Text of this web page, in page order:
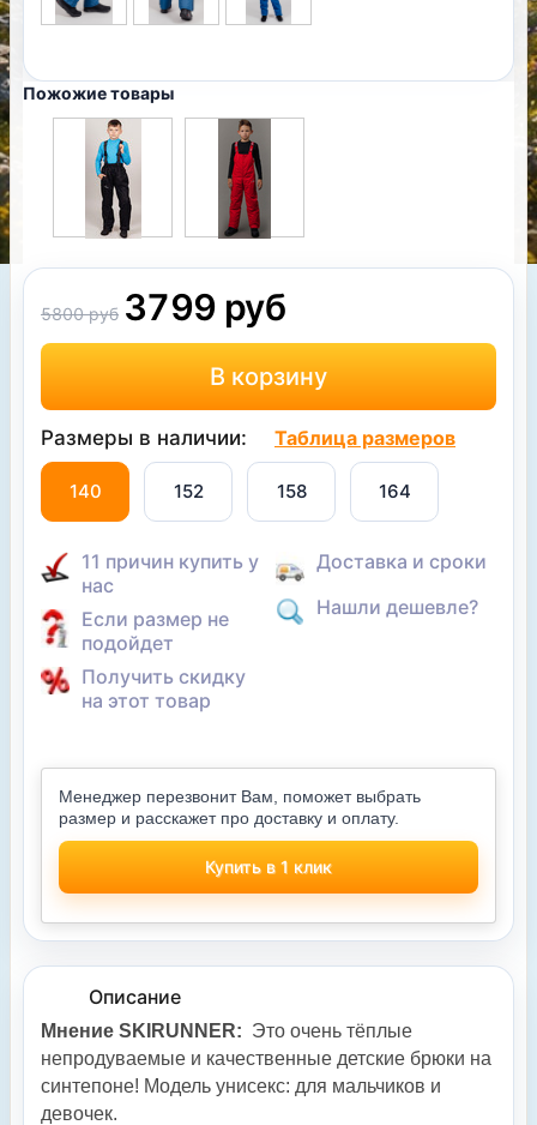
Пожожие товары
5800 руб 3799 руб
Размеры в наличии: Таблица размеров
140 152 158 164
11 причин купить у
нас
Если размер не
подойдет
Получить скидку
на этот товар
Доставка и сроки
Нашли дешевле?
Менеджер перезвонит Вам, поможет выбрать
размер и расскажет про доставку и оплату.
Купить в 1 клик
Описание
Мнение SKIRUNNER: Это очень тёплые
непродуваемые и качественные детские брюки на
синтепоне! Модель унисекс: для мальчиков и
девочек.